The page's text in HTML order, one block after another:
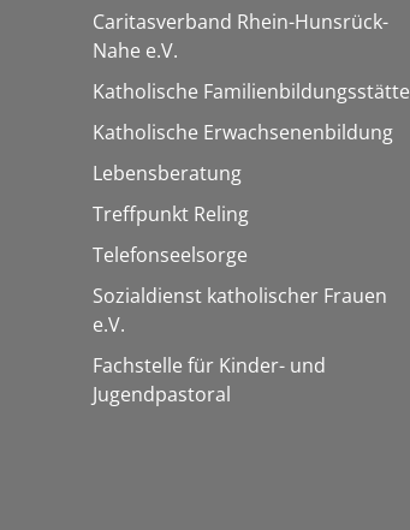
Caritasverband Rhein-Hunsrück-
Nahe e.V.
Katholische Familienbildungsstätte
Katholische Erwachsenenbildung
Lebensberatung
Treffpunkt Reling
Telefonseelsorge
Sozialdienst katholischer Frauen
e.V.
Fachstelle für Kinder- und
Jugendpastoral